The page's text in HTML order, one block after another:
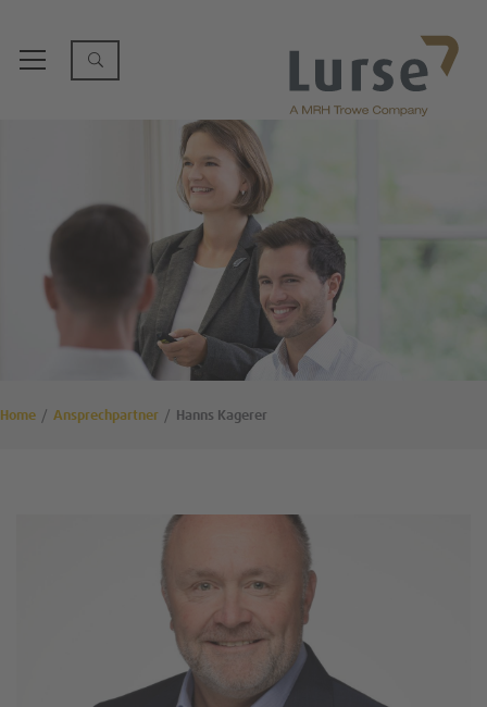
Home Ansprechpartner Hanns Kagerer